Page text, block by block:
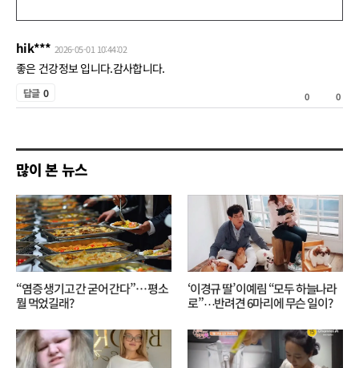
쓰
기
hik*** 2026-05-01 10:44:02
좋은 건강정보 입니다.감사합니다.
답글 0
공
0 0
많이 본 뉴스
“염증 생기고 간 굳어 간다”… 평소
뭘 먹었길래?
‘이경규 딸’ 이예림 “모두 하늘나라
로”⋯반려견 6마리에 무슨 일이?